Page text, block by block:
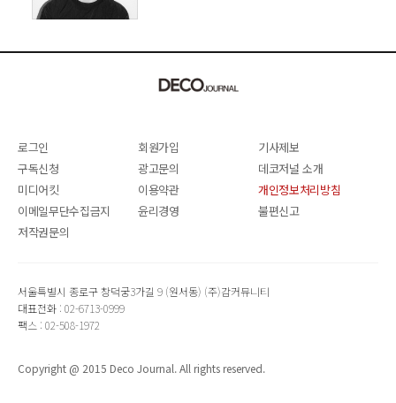
로그인 회원가입
기사제보
구독신청
광고문의
데코저널 소개
미디어킷
이용약관
개인정보처리방침
이메일무단수집금지
윤리경영
불편신고
저작권문의
서울특별시 종로구 창덕궁3가길 9 (원서동) (주)감커뮤니티
대표전화 : 02-6713-0999
팩스 : 02-508-1972
Copyright @ 2015 Deco Journal. All rights reserved.